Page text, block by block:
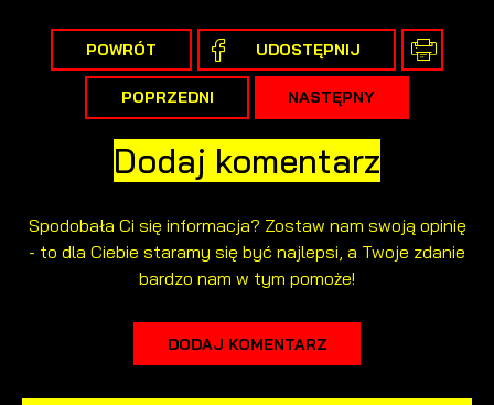
POWRÓT UDOSTĘPNIJ
POPRZEDNI NASTĘPNY
Dodaj komentarz
Spodobała Ci się informacja? Zostaw nam swoją opinię
- to dla Ciebie staramy się być najlepsi, a Twoje zdanie
bardzo nam w tym pomoże!
DODAJ KOMENTARZ